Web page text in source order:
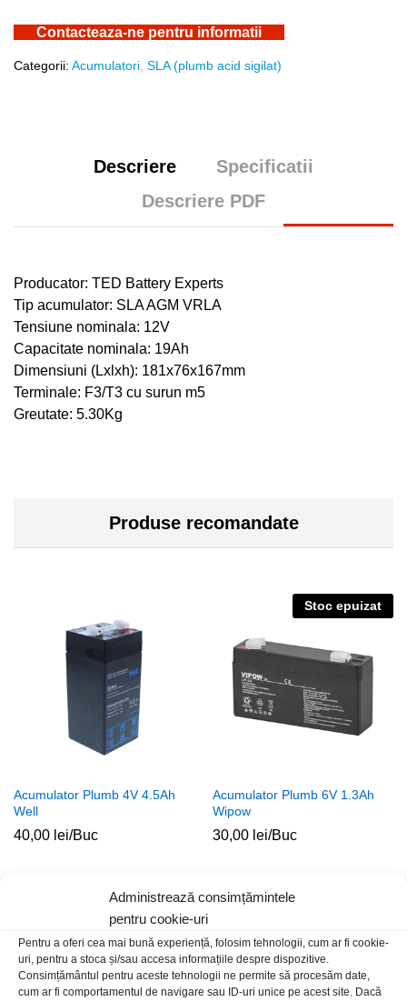
Administrează consimțămintele
pentru cookie-uri
Pentru a oferi cea mai bună experiență, folosim tehnologii, cum ar fi cookie-
uri, pentru a stoca și/sau accesa informațiile despre dispozitive.
Consimțământul pentru aceste tehnologii ne permite să procesăm date,
cum ar fi comportamentul de navigare sau ID-uri unice pe acest site. Dacă
Contacteaza-ne pentru informatii
Categorii: Acumulatori SLA (plumb acid sigilat)
Descriere
Specificatii
Descriere PDF
Producator: TED Battery Experts
Tip acumulator: SLA AGM VRLA
Tensiune nominala: 12V
Capacitate nominala: 19Ah
Dimensiuni (Lxlxh): 181x76x167mm
Terminale: F3/T3 cu surun m5
Greutate: 5.30Kg
Produse recomandate
Acumulator Plumb 4V 4.5Ah
Well
40,00 lei/Buc
Stoc epuizat
Acumulator Plumb 6V 1.3Ah
Wipow
30,00 lei/Buc